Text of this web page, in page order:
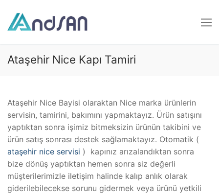
atla
Ataşehir Nice Kapı Tamiri
Ataşehir Nice Bayisi olaraktan Nice marka ürünlerin
servisin, tamirini, bakımını yapmaktayız. Ürün satışını
yaptıktan sonra işimiz bitmeksizin ürünün takibini ve
ürün satış sonrası destek sağlamaktayız. Otomatik (
ataşehir nice servisi ) kapınız arızalandıktan sonra
bize dönüş yaptıktan hemen sonra siz değerli
müşterilerimizle iletişim halinde kalıp anlık olarak
giderilebilecekse sorunu gidermek veya ürünü yetkili